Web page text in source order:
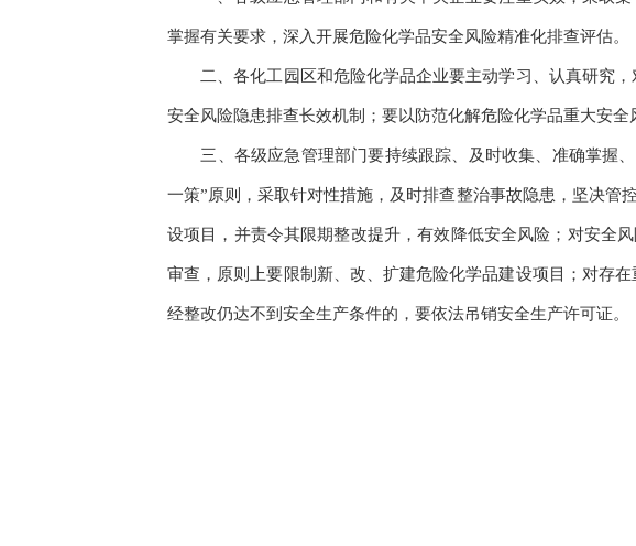
掌握有关要求，深入开展危险化学品安全风险精准化排查评估。
二、各化工园区和危险化学品企业要主动学习、认真研究
安全风险隐患排查长效机制；要以防范化解危险化学品重大安
三、各级应急管理部门要持续跟踪、及时收集、准确掌握
一策”原则，采取针对性措施，及时排查整治事故隐患，坚决管
设项目，并责令其限期整改提升，有效降低安全风险；对安全
审查，原则上要限制新、改、扩建危险化学品建设项目；对存
经整改仍达不到安全生产条件的，要依法吊销安全生产许可证。